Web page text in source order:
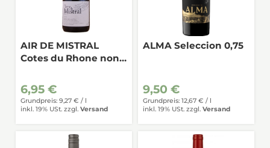
AIR DE MISTRAL
Cotes du Rhone non
6,95 €
Grundpreis: 9,27 € / l
inkl. 19% USt. zzgl. Versand
ALMA Seleccion 0,75
9,50 €
Grundpreis: 12,67 € / l
inkl. 19% USt. zzgl. Versand